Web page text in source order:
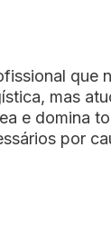
que
mas
e domina
por